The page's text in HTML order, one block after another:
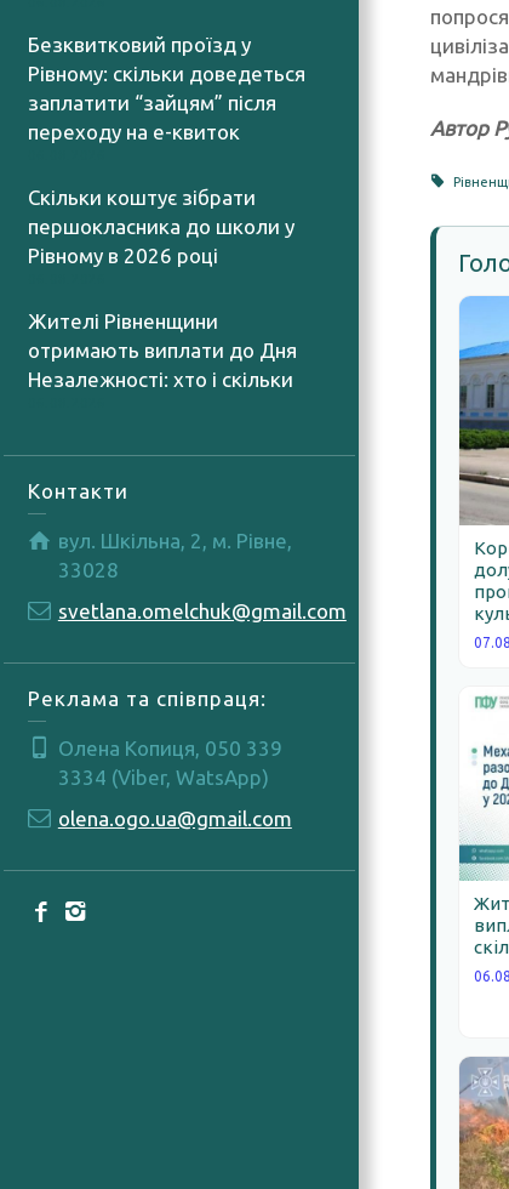
Безквитковий проїзд у
Рівному: скільки доведеться
заплатити “зайцям” після
переходу на е-квиток
Скільки коштує зібрати
першокласника до школи у
Рівному в 2026 році
Жителі Рівненщини
отримають виплати до Дня
Незалежності: хто і скільки
Контакти
вул. Шкільна, 2, м. Рівне,
33028
svetlana.omelchuk@gmail.com
Реклама та співпраця:
Олена Копиця, 050 339
3334 (Viber, WatsApp)
olena.ogo.ua@gmail.com
Автор